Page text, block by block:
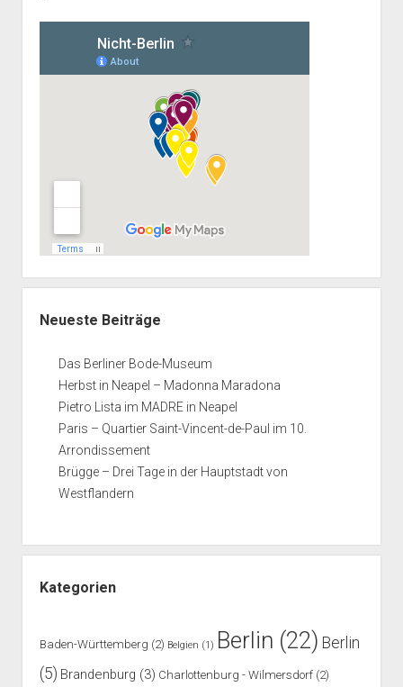
Neueste Beiträge
Das Berliner Bode-Museum
Herbst in Neapel – Madonna Maradona
Pietro Lista im MADRE in Neapel
Paris – Quartier Saint-Vincent-de-Paul im 10.
Arrondissement
Brügge – Drei Tage in der Hauptstadt von
Westflandern
Kategorien
Baden-Württemberg (2) Belgien (1) Berlin (22) Berlin
(5) Brandenburg (3) Charlottenburg - Wilmersdorf(2)